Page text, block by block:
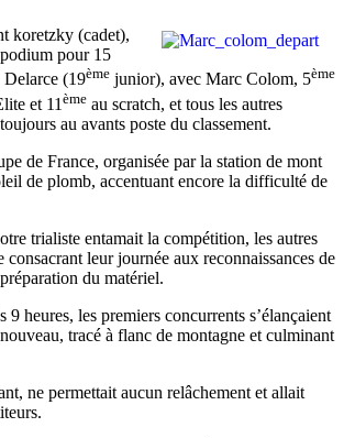
koretzky (cadet),
pour 15
Delarce (19ème junior), avec Marc Colom, 5ème
et 11 ème au scratch, et tous les autres
au avants poste du classement.
de France, organisée par la station de mont
de plomb, accentuant encore la difficulté de
trialiste entamait la compétition, les autres
consacrant leur journée aux reconnaissances de
du matériel.
9 heures, les premiers concurrents s’élançaient
tracé à flanc de montagne et culminant
ne permettait aucun relâchement et allait